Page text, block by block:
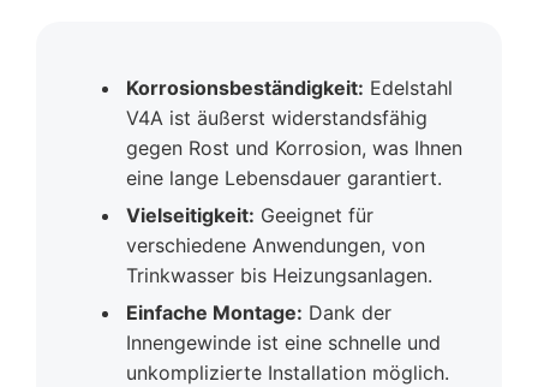
Korrosionsbeständigkeit: Edelstahl
V4A ist äußerst widerstandsfähig
gegen Rost und Korrosion, was Ihnen
eine lange Lebensdauer garantiert.
Vielseitigkeit: Geeignet für
verschiedene Anwendungen, von
Trinkwasser bis Heizungsanlagen.
Einfache Montage: Dank der
Innengewinde ist eine schnelle und
unkomplizierte Installation möglich.